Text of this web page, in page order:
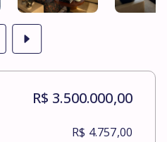
R$ 3.500.000,00
R$ 4.757,00